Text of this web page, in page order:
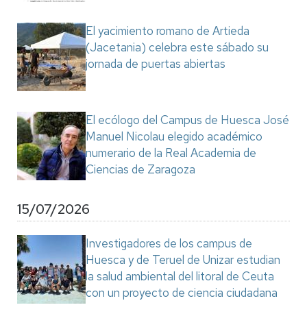
El yacimiento romano de Artieda
(Jacetania) celebra este sábado su
jornada de puertas abiertas
El ecólogo del Campus de Huesca José
Manuel Nicolau elegido académico
numerario de la Real Academia de
Ciencias de Zaragoza
15/07/2026
Investigadores de los campus de
Huesca y de Teruel de Unizar estudian
la salud ambiental del litoral de Ceuta
con un proyecto de ciencia ciudadana